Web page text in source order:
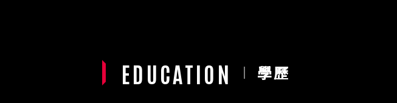
EDUCATION 學歷